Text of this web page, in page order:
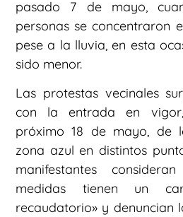
pasado 7 de mayo,
personas se concentraron
pese a la lluvia, en esta
sido menor.
Las protestas vecinales
con la entrada en
próximo 18 de mayo, de
zona azul en distintos
manifestantes
medidas tienen un
recaudatorio» y denuncian